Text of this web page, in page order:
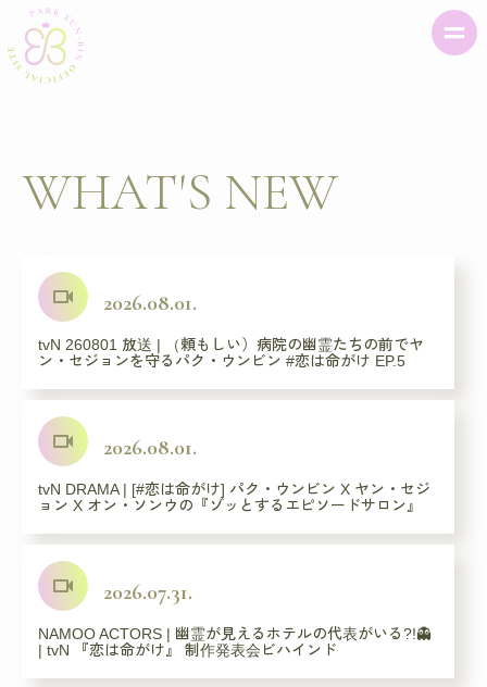
WHAT'S NEW
videocam 2026.08.01.
tvN 260801 放送 | （頼もしい）病院の幽霊たちの前でヤ
ン・セジョンを守るパク・ウンビン #恋は命がけ EP.5
videocam 2026.08.01.
tvN DRAMA | [#恋は命がけ] パク・ウンビン X ヤン・セジ
ョン X オン・ソンウの『ゾッとするエピソードサロン』
videocam 2026.07.31.
NAMOO ACTORS | 幽霊が見えるホテルの代表がいる?!👻
| tvN 『恋は命がけ』 制作発表会ビハインド